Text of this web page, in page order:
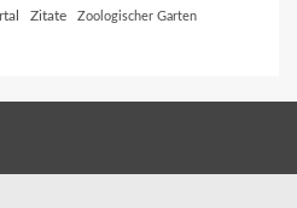
Zitate Zoologischer Garten